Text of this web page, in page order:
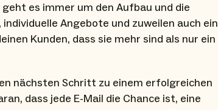
es immer um den Aufbau und die
Angebote und zuweilen auch ein
Kunden, dass sie mehr sind als nur ein
nächsten Schritt zu einem erfolgreichen
dass jede E-Mail die Chance ist, eine